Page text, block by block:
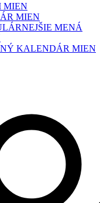
MIEN
MIEN
MENÁ
KALENDÁR MIEN